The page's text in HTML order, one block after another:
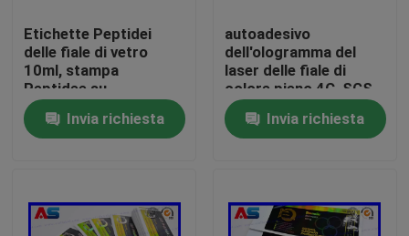
Casa
Circa noi
Etichette Peptidei
delle fiale di vetro
10ml, stampa
Peptidee su
ordinazione della fiala
dell'autoadesivo
Invia richiesta
autoadesivo
dell'ologramma del
laser delle fiale di
colore pieno 4C, SGS
che stampa le
etichette della
bottiglia
Invia richiesta